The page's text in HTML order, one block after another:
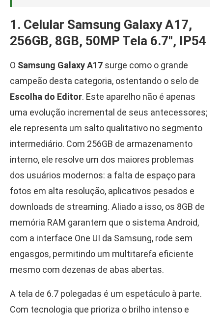
1. Celular Samsung Galaxy A17,
256GB, 8GB, 50MP Tela 6.7″, IP54
O Samsung Galaxy A17 surge como o grande
campeão desta categoria, ostentando o selo de
Escolha do Editor. Este aparelho não é apenas
uma evolução incremental de seus antecessores;
ele representa um salto qualitativo no segmento
intermediário. Com 256GB de armazenamento
interno, ele resolve um dos maiores problemas
dos usuários modernos: a falta de espaço para
fotos em alta resolução, aplicativos pesados e
downloads de streaming. Aliado a isso, os 8GB de
memória RAM garantem que o sistema Android,
com a interface One UI da Samsung, rode sem
engasgos, permitindo um multitarefa eficiente
mesmo com dezenas de abas abertas.
A tela de 6.7 polegadas é um espetáculo à parte.
Com tecnologia que prioriza o brilho intenso e